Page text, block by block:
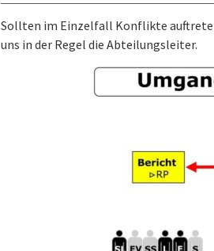
Sollten im Einzelfall Konflikte
uns in der Regel die Abteilungsleiter.